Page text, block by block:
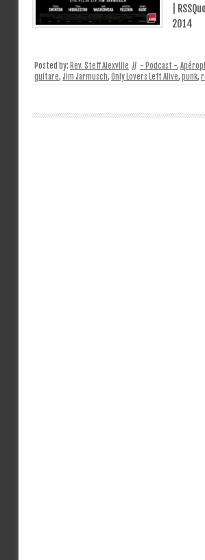
|
2014
Posted by: Rev. Steff Alexville // - Podcast -,
guitare, Jim Jarmusch, Only Lovers Left Alive, punk,